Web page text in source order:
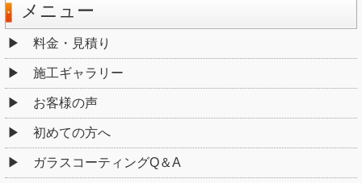
メニュー
料金・見積り
施工ギャラリー
お客様の声
初めての方へ
ガラスコーティングQ＆A